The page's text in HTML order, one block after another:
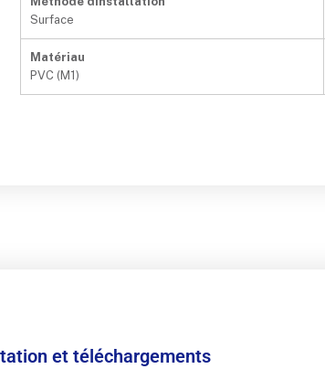
Surface
Matériau
PVC (M1)
et téléchargements